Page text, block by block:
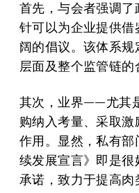
首先，与会者强调
针可以为企业提供
阔的倡议。该体系
层面及整个监管链的
其次，业界——尤其
购纳入考量、采取
作用。显然，私有
续发展宣言》即是
承诺，致力于提高肉